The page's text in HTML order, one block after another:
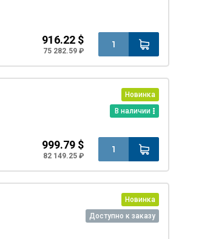
916.22 $
75 282.59 ₽
Новинка
В наличии
999.79 $
82 149.25 ₽
Новинка
Доступно к заказу